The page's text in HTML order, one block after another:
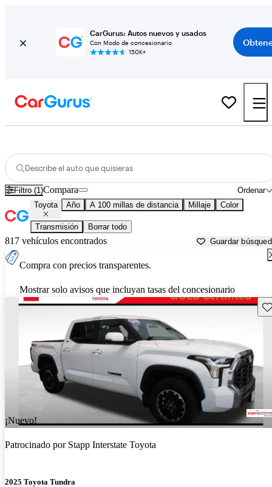
CarGurus: Autos nuevos y usados
Con Modo de concesionario
150K+
Describe el auto que quisieras
Filtro (1) Ordenar
Compara
Toyota Año A 100 millas de distancia Millaje Color
Transmisión Borrar todo
817 vehículos encontrados Guardar
Compra con precios transparentes.
Mostrar solo avisos que incluyan tasas del concesionario
¡Nuevo!
Patrocinado por Stapp Interstate Toyota
2025 Toyota Tundra